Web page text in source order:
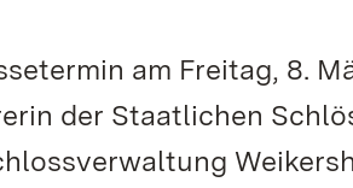
am Freitag, 8.
der Staatlichen